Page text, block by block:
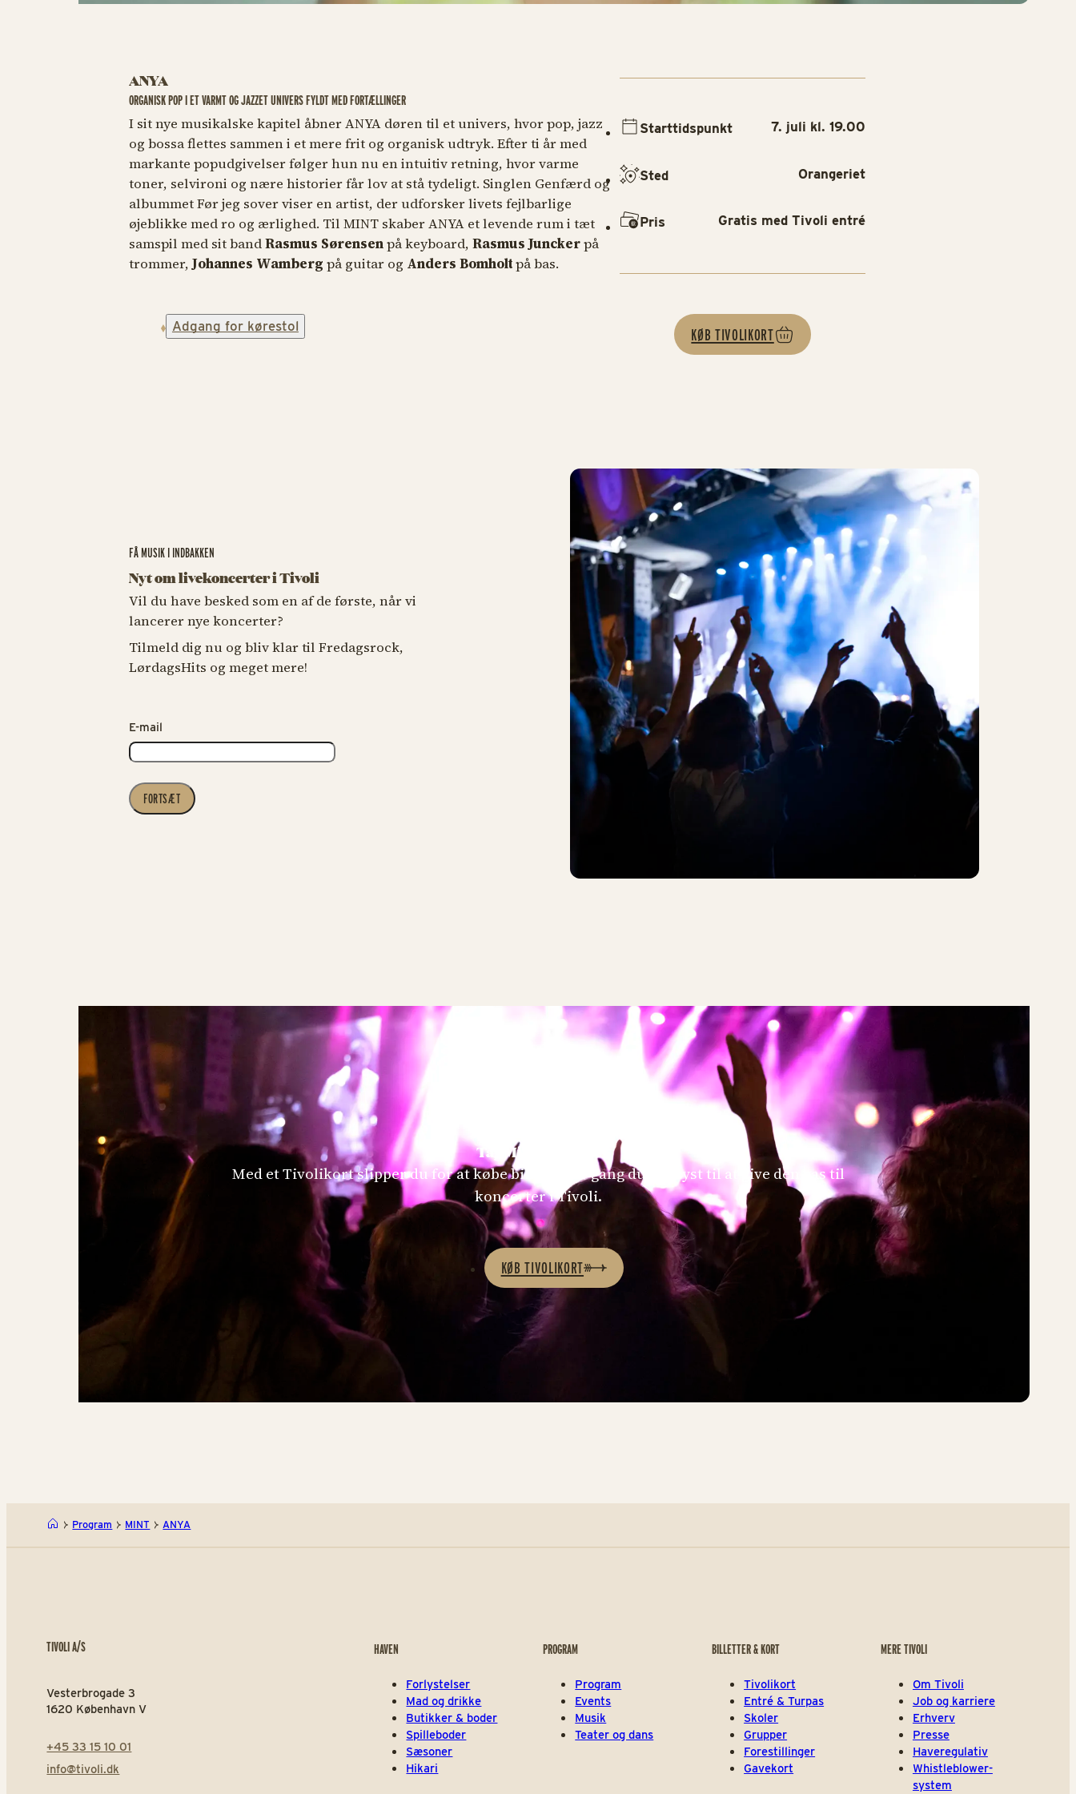
ANYA
ORGANISK POP I ET VARMT OG JAZZET UNIVERS FYLDT MED FORTÆLLINGER
I sit nye musikalske kapitel åbner ANYA døren til et univers, hvor pop, jazz
og bossa flettes sammen i et mere frit og organisk udtryk. Efter ti år med
markante popudgivelser følger hun nu en intuitiv retning, hvor varme
toner, selvironi og nære historier får lov at stå tydeligt. SinglenGenfærdog
albummetFør jeg soverviser en artist, der udforsker livets fejlbarlige
øjeblikke med ro og ærlighed. Til MINT skaber ANYA et levende rum i tæt
samspil med sit bandRasmus Sørensenpå keyboard, Rasmus Junckerpå
trommer,Johannes Wamberg på guitar og Anders Bomholtpå bas.
Adgang for kørestol
Starttidspunkt 7. juli kl. 19.00
Sted Orangeriet
Pris Gratis med Tivoli entré
KØB TIVOLIKORT
FÅ MUSIK I INDBAKKEN
Nyt om livekoncerter i Tivoli
Vil du have besked som en af de første, når vi
lancerer nye koncerter?
Tilmeld dig nu og bliv klar til Fredagsrock,
LørdagsHits og meget mere!
E-mail
FORTSÆT
Tag Mint på kortet
Med et Tivolikort slipper du for at købe billet, hver gang du har lyst til at give den gas til
koncerter i Tivoli.
KØB TIVOLIKORT
Program MINT ANYA
TIVOLI A/S
Vesterbrogade 3
1620 København V
+45 33 15 10 01
info@tivoli.dk
HAVEN
Forlystelser
Mad og drikke
Butikker & boder
Spilleboder
Sæsoner
Hikari
PROGRAM
Program
Events
Musik
Teater og dans
BILLETTER & KORT
Tivolikort
Entré & Turpas
Skoler
Grupper
Forestillinger
Gavekort
MERE TIVOLI
Om Tivoli
Job og karriere
Erhverv
Presse
Haveregulativ
Whistleblower-
system